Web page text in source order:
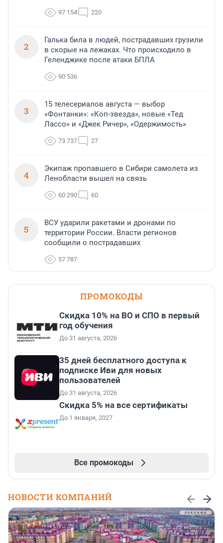
97 154 220
2
Галька била в людей, пострадавших грузили
в скорые на лежаках. Что происходило в
Геленджике после атаки БПЛА
90 536
3
15 телесериалов августа — выбор
«Фонтанки»: «Коп-звезда», новые «Тед
Лассо» и «Джек Ричер», «Одержимость»
73 737 27
4
Экипаж пропавшего в Сибири самолета из
Ленобласти вышел на связь
60 290 60
5
ВСУ ударили ракетами и дронами по
территории России. Власти регионов
сообщили о пострадавших
57 787
ПРОМОКОДЫ
Скидка 10% на ВО и СПО в первый
год обучения
До 31 августа, 2026
35 дней бесплатного доступа к
подписке Иви для новых
пользователей
До 31 августа, 2026
Скидка 5% на все сертификаты
До 1 января, 2027
Все промокоды
НОВОСТИ КОМПАНИЙ